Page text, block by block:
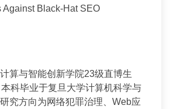
Against Black-Hat SEO
算与智能创新学院23级直博生
本科毕业于复旦大学计算机科学与
究方向为网络犯罪治理、Web应